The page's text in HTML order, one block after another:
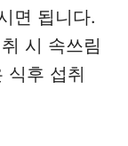
면 됩니다.
시 속쓰림
식후 섭취